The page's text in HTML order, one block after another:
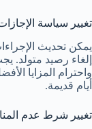
تغيير سياسة
يمكن تحديث
إلغاء رصيد متولد.
واحترام المزايا
أيام قديمة.
تغيير شرط عدم